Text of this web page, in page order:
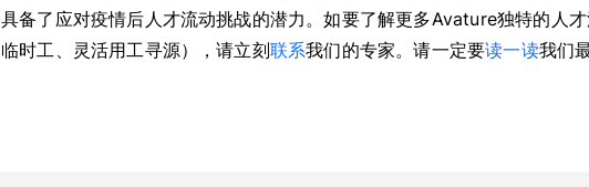
具备了应对疫情后人才流动挑战的潜力。如要了解更多Avature独特的人
临时工、灵活用工寻源），请立刻联系我们的专家。请一定要读一读我们